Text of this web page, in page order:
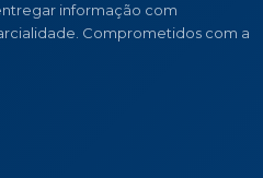
informação com
Comprometidos com a